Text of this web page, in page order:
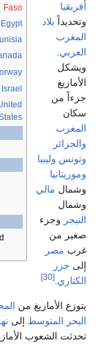
Faso
Egypt
23,000
[16]
Tunisia
173,937
[17]
Canada
(including those of mixed ancestry)
Norway
Israel
United
States
and
Arabic
Christianity(chiefly
الجماعات
peoplesand
peoples
المحيط الأطلسيإلى
نهر النيجرفيغرب
اللغة الأمازيغيَّة